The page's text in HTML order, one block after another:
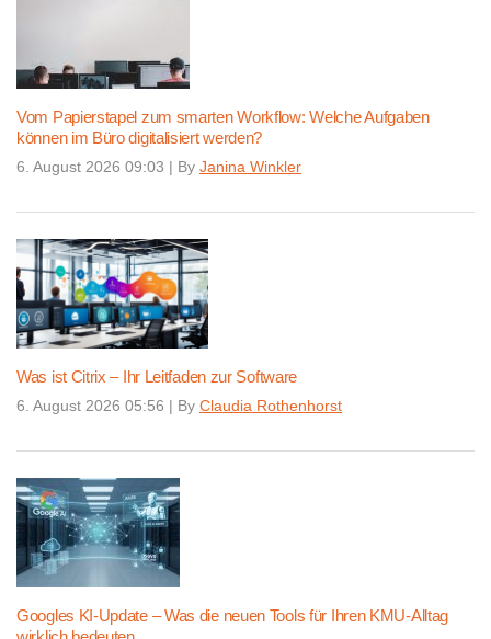
Vom Papierstapel zum smarten Workflow: Welche Aufgaben
können im Büro digitalisiert werden?
6. August 2026 09:03 | By Janina Winkler
Was ist Citrix – Ihr Leitfaden zur Software
6. August 2026 05:56 | By Claudia Rothenhorst
Googles KI-Update – Was die neuen Tools für Ihren KMU-Alltag